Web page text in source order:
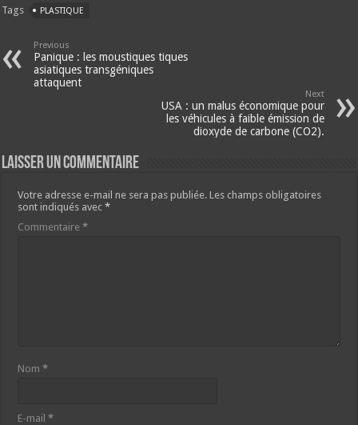
Tags PLASTIQUE
Previous
Panique : les moustiques tiques
asiatiques transgéniques
attaquent
Next
USA : un malus économique pour
les véhicules à faible émission de
dioxyde de carbone (CO2).
Laisser un commentaire
Votre adresse e-mail ne sera pas publiée. Les champs obligatoires
sont indiqués avec*
Commentaire*
Nom*
E-mail*